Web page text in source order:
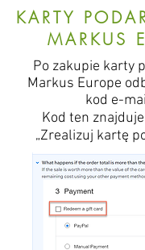
KARTY
MARKUS
Po zakupie karty
Markus Europe
kod e-
Kod ten
„Zrealizuj kartę